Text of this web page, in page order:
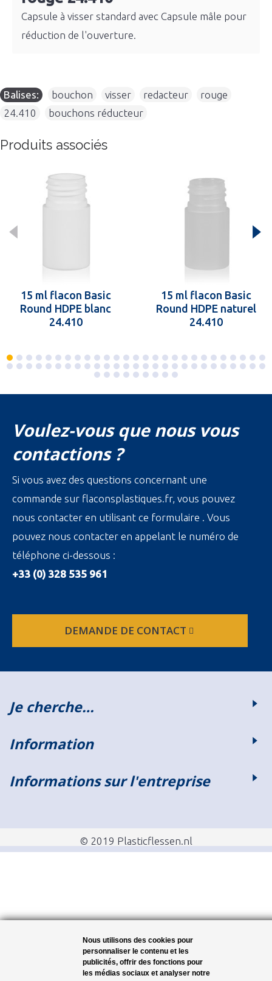
Capsule à visser standard avec Capsule mâle pour
réduction de l'ouverture.
Balises: bouchon visser redacteur rouge
24.410
bouchons réducteur
Produits associés
15 ml flacon Basic
Round HDPE blanc
24.410
15 ml flacon Basic
Round HDPE naturel
24.410
Voulez-vous que nous vous
contactions ?
Si vous avez des questions concernant une
commande sur flaconsplastiques.fr, vous pouvez
nous contacter en utilisant ce formulaire . Vous
pouvez nous contacter en appelant le numéro de
téléphone ci-dessous :
+33 (0) 328 535 961
DEMANDE DE CONTACT
Je cherche…
Information
Informations sur l'entreprise
© 2019 Plasticflessen.nl
Nous utilisons des cookies pour
personnaliser le contenu et les
publicités, offrir des fonctions pour
les médias sociaux et analyser notre